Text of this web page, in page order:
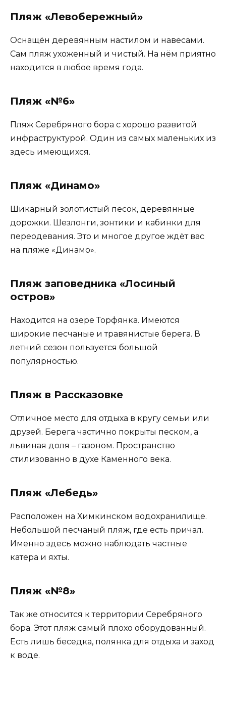
Пляж «Левобережный»
Оснащён деревянным настилом и навесами.
Сам пляж ухоженный и чистый. На нём приятно
находится в любое время года.
Пляж «№6»
Пляж Серебряного бора с хорошо развитой
инфраструктурой. Один из самых маленьких из
здесь имеющихся.
Пляж «Динамо»
Шикарный золотистый песок, деревянные
дорожки. Шезлонги, зонтики и кабинки для
переодевания. Это и многое другое ждёт вас
на пляже «Динамо».
Пляж заповедника «Лосиный
остров»
Находится на озере Торфянка. Имеются
широкие песчаные и травянистые берега. В
летний сезон пользуется большой
популярностью.
Пляж в Рассказовке
Отличное место для отдыха в кругу семьи или
друзей. Берега частично покрыты песком, а
львиная доля – газоном. Пространство
стилизованно в духе Каменного века.
Пляж «Лебедь»
Расположен на Химкинском водохранилище.
Небольшой песчаный пляж, где есть причал.
Именно здесь можно наблюдать частные
катера и яхты.
Пляж «№8»
Так же относится к территории Серебряного
бора. Этот пляж самый плохо оборудованный.
Есть лишь беседка, полянка для отдыха и заход
к воде.